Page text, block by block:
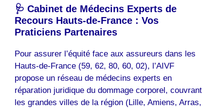
🩺 Cabinet de Médecins Experts de
Recours Hauts-de-France : Vos
Praticiens Partenaires
Pour assurer l’équité face aux assureurs dans les
Hauts-de-France (59, 62, 80, 60, 02), l’AIVF
propose un réseau de médecins experts en
réparation juridique du dommage corporel, couvrant
les grandes villes de la région (Lille, Amiens, Arras,